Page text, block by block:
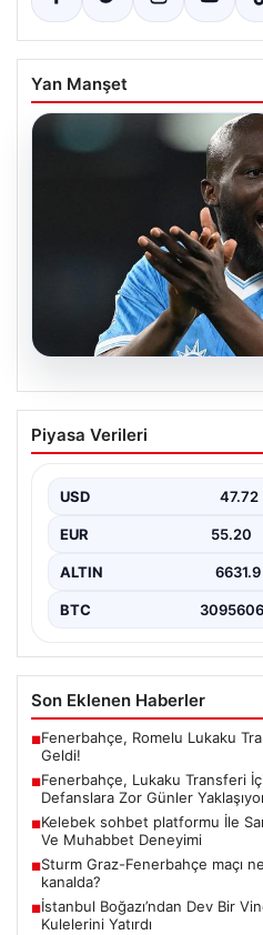
Yan Manşet
08.08.2026
Fenerbahçe, Lukaku
Aşamaya Geldi:
Fenerbahçe, yeni sezon
hazırlanıyor.…
Piyasa Verileri
USD 47.72
EUR 55.20
ALTIN 6631.9
BTC 3095606
Son Eklenen Haberler
■Fenerbahçe, Romelu Lukaku
Geldi!
■Fenerbahçe, Lukaku Transferi
Defanslara Zor Günler
■Kelebek sohbet platformu İle
Ve Muhabbet Deneyimi
■Sturm Graz-Fenerbahçe maçı
kanalda?
■İstanbul Boğazı’ndan Dev Bir
Kulelerini Yatırdı